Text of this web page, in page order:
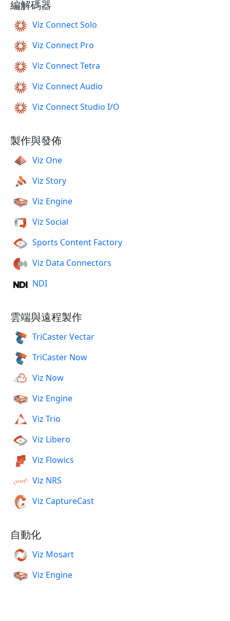
編解碼器
Viz Connect Solo
Viz Connect Pro
Viz Connect Tetra
Viz Connect Audio
Viz Connect Studio I/O
製作與發佈
Viz One
Viz Story
Viz Engine
Viz Social
Sports Content Factory
Viz Data Connectors
NDI
雲端與遠程製作
TriCaster Vectar
TriCaster Now
Viz Now
Viz Engine
Viz Trio
Viz Libero
Viz Flowics
Viz NRS
Viz CaptureCast
自動化
Viz Mosart
Viz Engine